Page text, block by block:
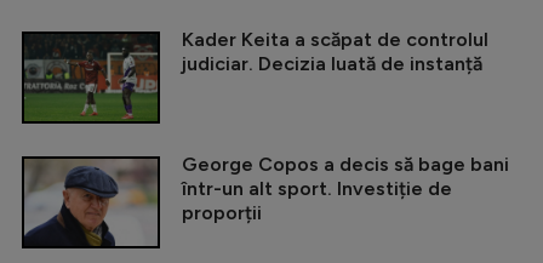
Kader Keita a scăpat de controlul
judiciar. Decizia luată de instanță
George Copos a decis să bage bani
într-un alt sport. Investiție de
proporții